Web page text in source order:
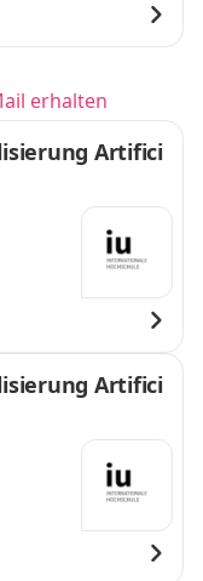
erhalten
Artifici
Artifici